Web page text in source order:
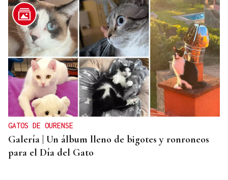
GATOS DE OURENSE
Galería | Un álbum lleno de bigotes y ronroneos
para el Día del Gato